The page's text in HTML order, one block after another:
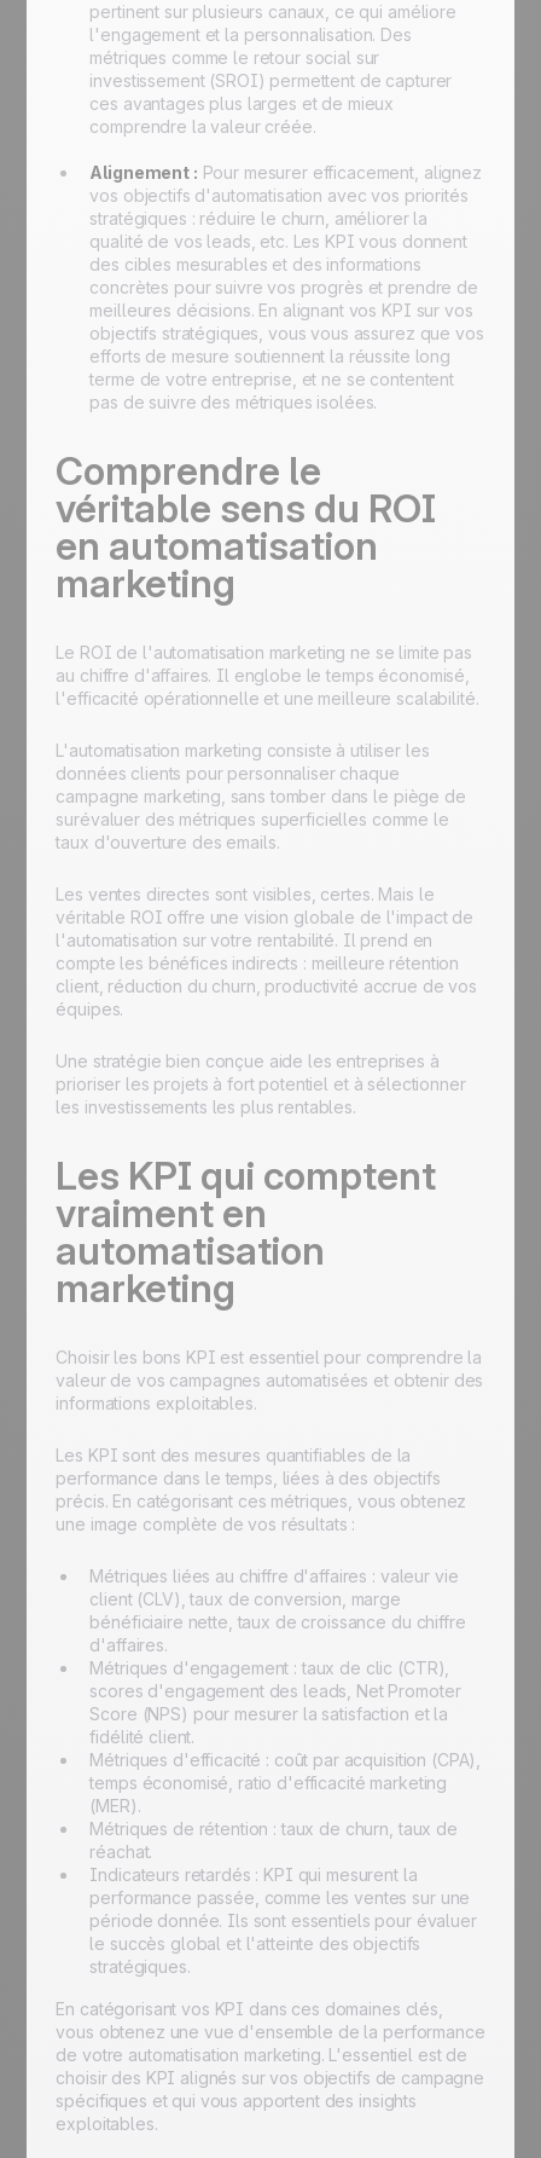
pertinent sur plusieurs canaux, ce qui améliore
l'engagement et la personnalisation. Des
métriques comme le retour social sur
investissement (SROI) permettent de capturer
ces avantages plus larges et de mieux
comprendre la valeur créée.
Alignement : Pour mesurer efficacement, alignez
vos objectifs d'automatisation avec vos priorités
stratégiques : réduire le churn, améliorer la
qualité de vos leads, etc. Les KPI vous donnent
des cibles mesurables et des informations
concrètes pour suivre vos progrès et prendre de
meilleures décisions. En alignant vos KPI sur vos
objectifs stratégiques, vous vous assurez que vos
efforts de mesure soutiennent la réussite long
terme de votre entreprise, et ne se contentent
pas de suivre des métriques isolées.
Comprendre le
véritable sens du ROI
en automatisation
marketing
Le ROI de l'automatisation marketing ne se limite pas
au chiffre d'affaires. Il englobe le temps économisé,
l'efficacité opérationnelle et une meilleure scalabilité.
L'automatisation marketing consiste à utiliser les
données clients pour personnaliser chaque
campagne marketing, sans tomber dans le piège de
surévaluer des métriques superficielles comme le
taux d'ouverture des emails.
Les ventes directes sont visibles, certes. Mais le
véritable ROI offre une vision globale de l'impact de
l'automatisation sur votre rentabilité. Il prend en
compte les bénéfices indirects : meilleure rétention
client, réduction du churn, productivité accrue de vos
équipes.
Une stratégie bien conçue aide les entreprises à
prioriser les projets à fort potentiel et à sélectionner
les investissements les plus rentables.
Les KPI qui comptent
vraiment en
automatisation
marketing
Choisir les bons KPI est essentiel pour comprendre la
valeur de vos campagnes automatisées et obtenir des
informations exploitables.
Les KPI sont des mesures quantifiables de la
performance dans le temps, liées à des objectifs
précis. En catégorisant ces métriques, vous obtenez
une image complète de vos résultats :
Métriques liées au chiffre d'affaires : valeur vie
client (CLV), taux de conversion, marge
bénéficiaire nette, taux de croissance du chiffre
d'affaires.
Métriques d'engagement : taux de clic (CTR),
scores d'engagement des leads, Net Promoter
Score (NPS) pour mesurer la satisfaction et la
fidélité client.
Métriques d'efficacité : coût par acquisition (CPA),
temps économisé, ratio d'efficacité marketing
(MER).
Métriques de rétention : taux de churn, taux de
réachat.
Indicateurs retardés : KPI qui mesurent la
performance passée, comme les ventes sur une
période donnée. Ils sont essentiels pour évaluer
le succès global et l'atteinte des objectifs
stratégiques.
En catégorisant vos KPI dans ces domaines clés,
vous obtenez une vue d'ensemble de la performance
de votre automatisation marketing. L'essentiel est de
choisir des KPI alignés sur vos objectifs de campagne
spécifiques et qui vous apportent des insights
exploitables.